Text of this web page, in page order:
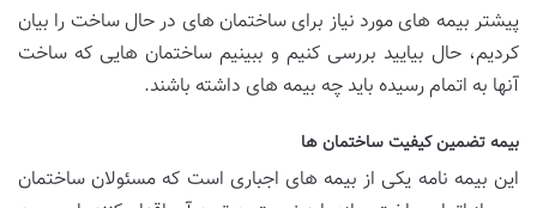
پیشتر بیمه های مورد نیاز برای ساختمان های در حال ساخت را بیان
کردیم، حال بیایید بررسی کنیم و ببینیم ساختمان هایی که ساخت
آنها به اتمام رسیده باید چه بیمه های داشته باشند.
بیمه تضمین کیفیت ساختمان ها
این بیمه نامه یکی از بیمه های اجباری است که مسئولان ساختمان